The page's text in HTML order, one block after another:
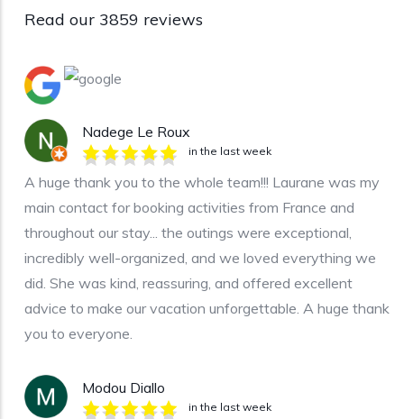
Read our 3859 reviews
Nadege Le Roux
in the last week
A huge thank you to the whole team!!! Laurane was my
main contact for booking activities from France and
throughout our stay... the outings were exceptional,
incredibly well-organized, and we loved everything we
did. She was kind, reassuring, and offered excellent
advice to make our vacation unforgettable. A huge thank
you to everyone.
Modou Diallo
in the last week